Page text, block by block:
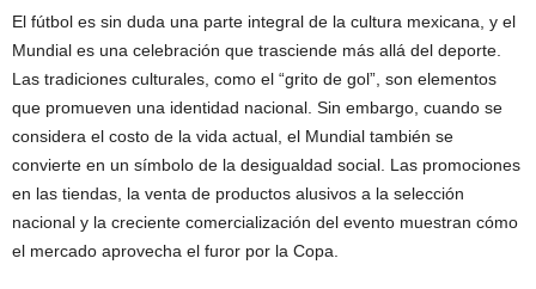
El fútbol es sin duda una parte integral de la cultura mexicana, y el
Mundial es una celebración que trasciende más allá del deporte.
Las tradiciones culturales, como el “grito de gol”, son elementos
que promueven una identidad nacional. Sin embargo, cuando se
considera el costo de la vida actual, el Mundial también se
convierte en un símbolo de la desigualdad social. Las promociones
en las tiendas, la venta de productos alusivos a la selección
nacional y la creciente comercialización del evento muestran cómo
el mercado aprovecha el furor por la Copa.